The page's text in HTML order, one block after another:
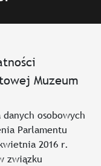
Muzeum
osobowych
Parlamentu
2016 r.
związku